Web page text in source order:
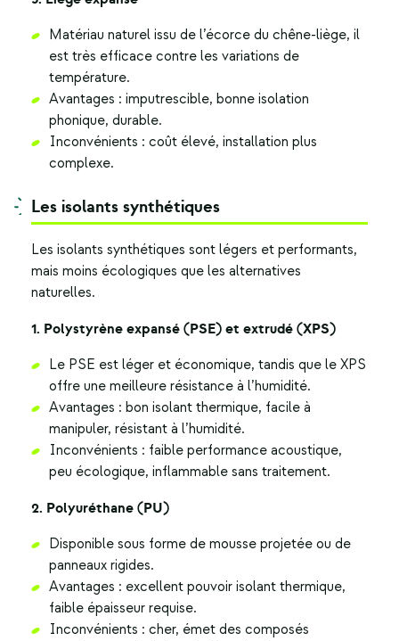
Matériau naturel issu de l’écorce du chêne-liège, il
est très efficace contre les variations de
température.
Avantages : imputrescible, bonne isolation
phonique, durable.
Inconvénients : coût élevé, installation plus
complexe.
Les isolants synthétiques
Les isolants synthétiques sont légers et performants,
mais moins écologiques que les alternatives
naturelles.
1. Polystyrène expansé (PSE) et extrudé (XPS)
Le PSE est léger et économique, tandis que le XPS
offre une meilleure résistance à l’humidité.
Avantages : bon isolant thermique, facile à
manipuler, résistant à l’humidité.
Inconvénients : faible performance acoustique,
peu écologique, inflammable sans traitement.
2. Polyuréthane (PU)
Disponible sous forme de mousse projetée ou de
panneaux rigides.
Avantages : excellent pouvoir isolant thermique,
faible épaisseur requise.
Inconvénients : cher, émet des composés